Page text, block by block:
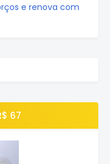
e renova com
67